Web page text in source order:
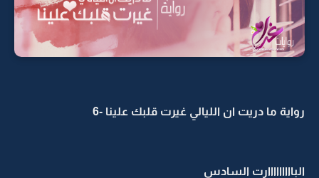
رواية ما دريت ان الليالي غيرت قلبك علينا -6
البااااااااارت السادس